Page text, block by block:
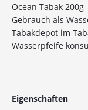
Ocean Tabak
Gebrauch als
Tabakdepot im
Wasserpfeife
Eigenschaften
10%
auf
deiner